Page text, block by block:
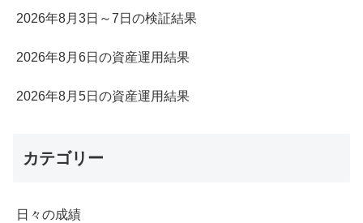
2026年8月3日～7日の検証結果
2026年8月6日の資産運用結果
2026年8月5日の資産運用結果
カテゴリー
日々の成績